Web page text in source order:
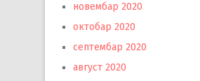
новембар 2020
октобар 2020
септембар 2020
август 2020